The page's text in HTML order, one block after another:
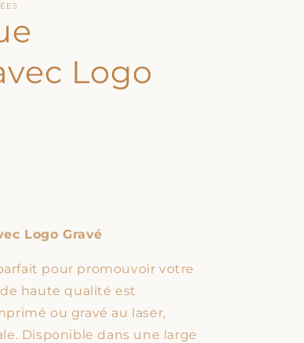
Logo
Logo Gravé
pour promouvoir votre
haute qualité est
ou gravé au laser,
Disponible dans une large